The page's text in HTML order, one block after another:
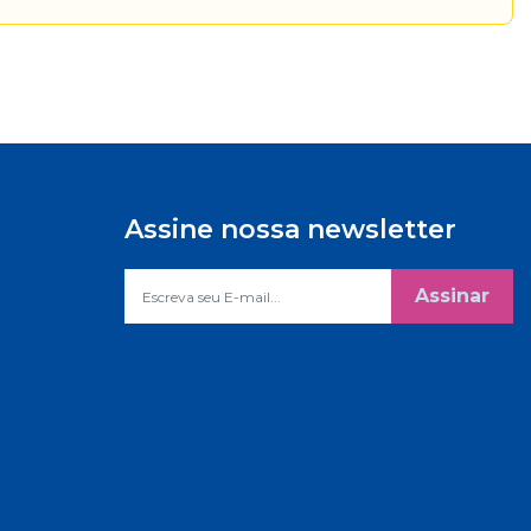
Assine nossa newsletter
Assinar